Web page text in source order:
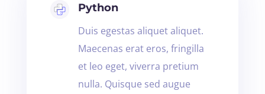
Python
Duis egestas aliquet aliquet.
Maecenas erat eros, fringilla
et leo eget, viverra pretium
nulla. Quisque sed augue